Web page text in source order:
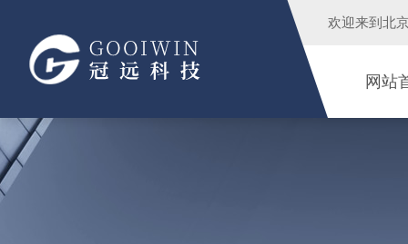
欢迎来到 北
网站